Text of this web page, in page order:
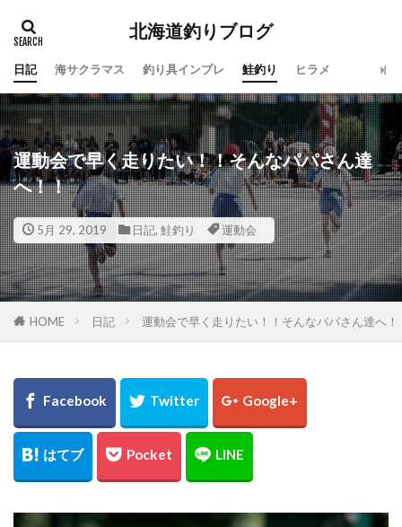
北海道釣りブログ
日記 海サクラマス 釣り具インプレ 鮭釣り ヒラメ
運動会で早く走りたい！！そんなパパさん達
へ！！
5月 29, 2019 日記, 鮭釣り 運動会
HOME 日記 運動会で早く走りたい！！そんなパパさん達へ！
タグ
100周年 地震 仕事
休み
会社
動画 北海道 噴火湾
大漁
一括査定
大道芸人Taka 子供
島牧
投げ釣り
故障 新ルアー
新元号
方付け
人手不足 ワタリガニ
日本海
リール
メジャークラフト
メタルドライブ
メンテナンス
ラーメン
ライン
ラジエーションハウス
ランキング
リアルオベーション
ロッドスタンド
リベンジ
リリック
ルアー
ルアーフィッシング
レッドムーンライフジャケット8
レラカムイ
ローストビーフ
ロッド
日本代表
昆布締め
マツカワカレイ
飛びすぎダニエル